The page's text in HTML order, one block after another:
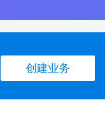
创建业务